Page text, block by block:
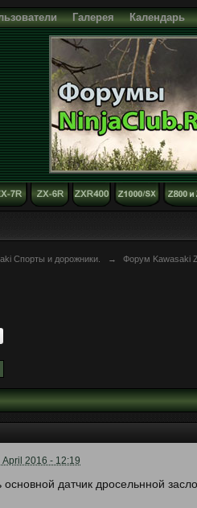
Галерея Календарь
Спорты и дорожники. → Форум Kawasaki
April 2016 - 12:19
основной датчик дросельнной